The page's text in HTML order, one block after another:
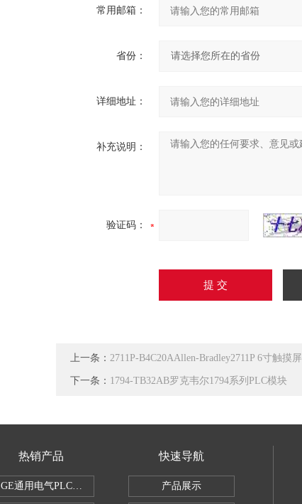
常用邮箱：
省份：
详细地址：
补充说明：
验证码：
上一条： 2711P-B4C20AAllen-Bradley2711P 6寸触摸屏
下一条： 1794-TB32AB罗克韦尔1794系列PLC模块
热销产品
GE通用电气PLC控制器
快速导航
产品展示